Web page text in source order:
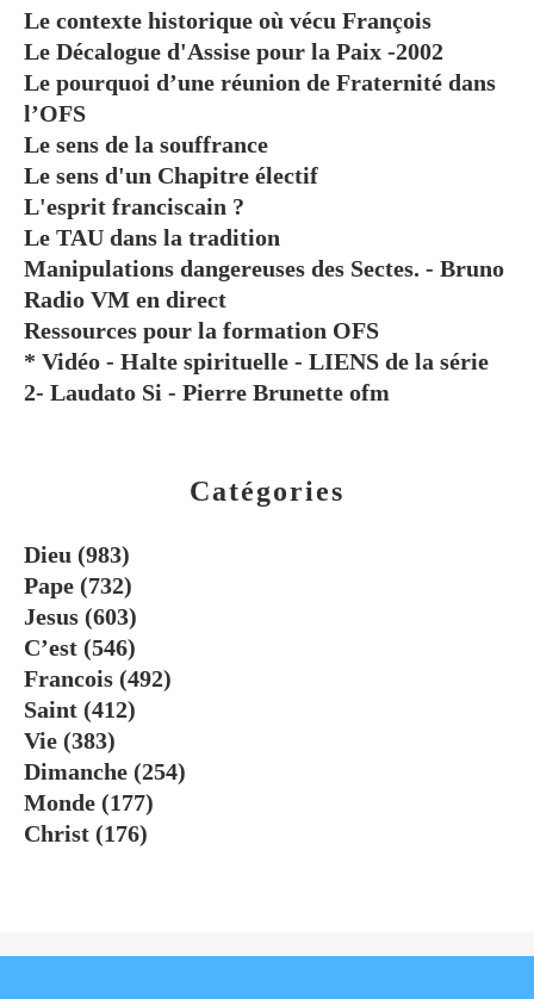
Catégories
Dieu (983)
Pape (732)
Jesus (603)
C’est (546)
Francois (492)
Saint (412)
Vie (383)
Dimanche (254)
Monde (177)
Christ (176)
Le contexte historique où vécu François
Le Décalogue d'Assise pour la Paix -2002
Le pourquoi d’une réunion de Fraternité dans
l’OFS
Le sens de la souffrance
Le sens d'un Chapitre électif
L'esprit franciscain ?
Le TAU dans la tradition
Manipulations dangereuses des Sectes. - Bruno
Radio VM en direct
Ressources pour la formation OFS
* Vidéo - Halte spirituelle - LIENS de la série
2- Laudato Si - Pierre Brunette ofm